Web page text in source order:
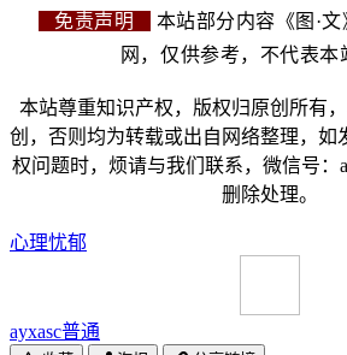
免责声明
本站部分内容《图·
网，仅供参考，不代表本
本站尊重知识产权，版权归原创所有
创，否则均为转载或出自网络整理，如
权问题时，烦请与我们联系，微信号：
删除处理。
心理忧郁
ayxasc普通